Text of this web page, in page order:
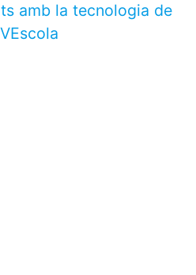
amb la tecnologia de